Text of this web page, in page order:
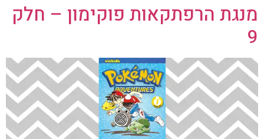
מנגת הרפתקאות פוקימון – חלק
9